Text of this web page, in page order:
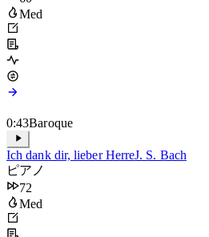
Med
0:43Baroque
Ich dank dir, lieber HerreJ. S. Bach
ピアノ
72
Med